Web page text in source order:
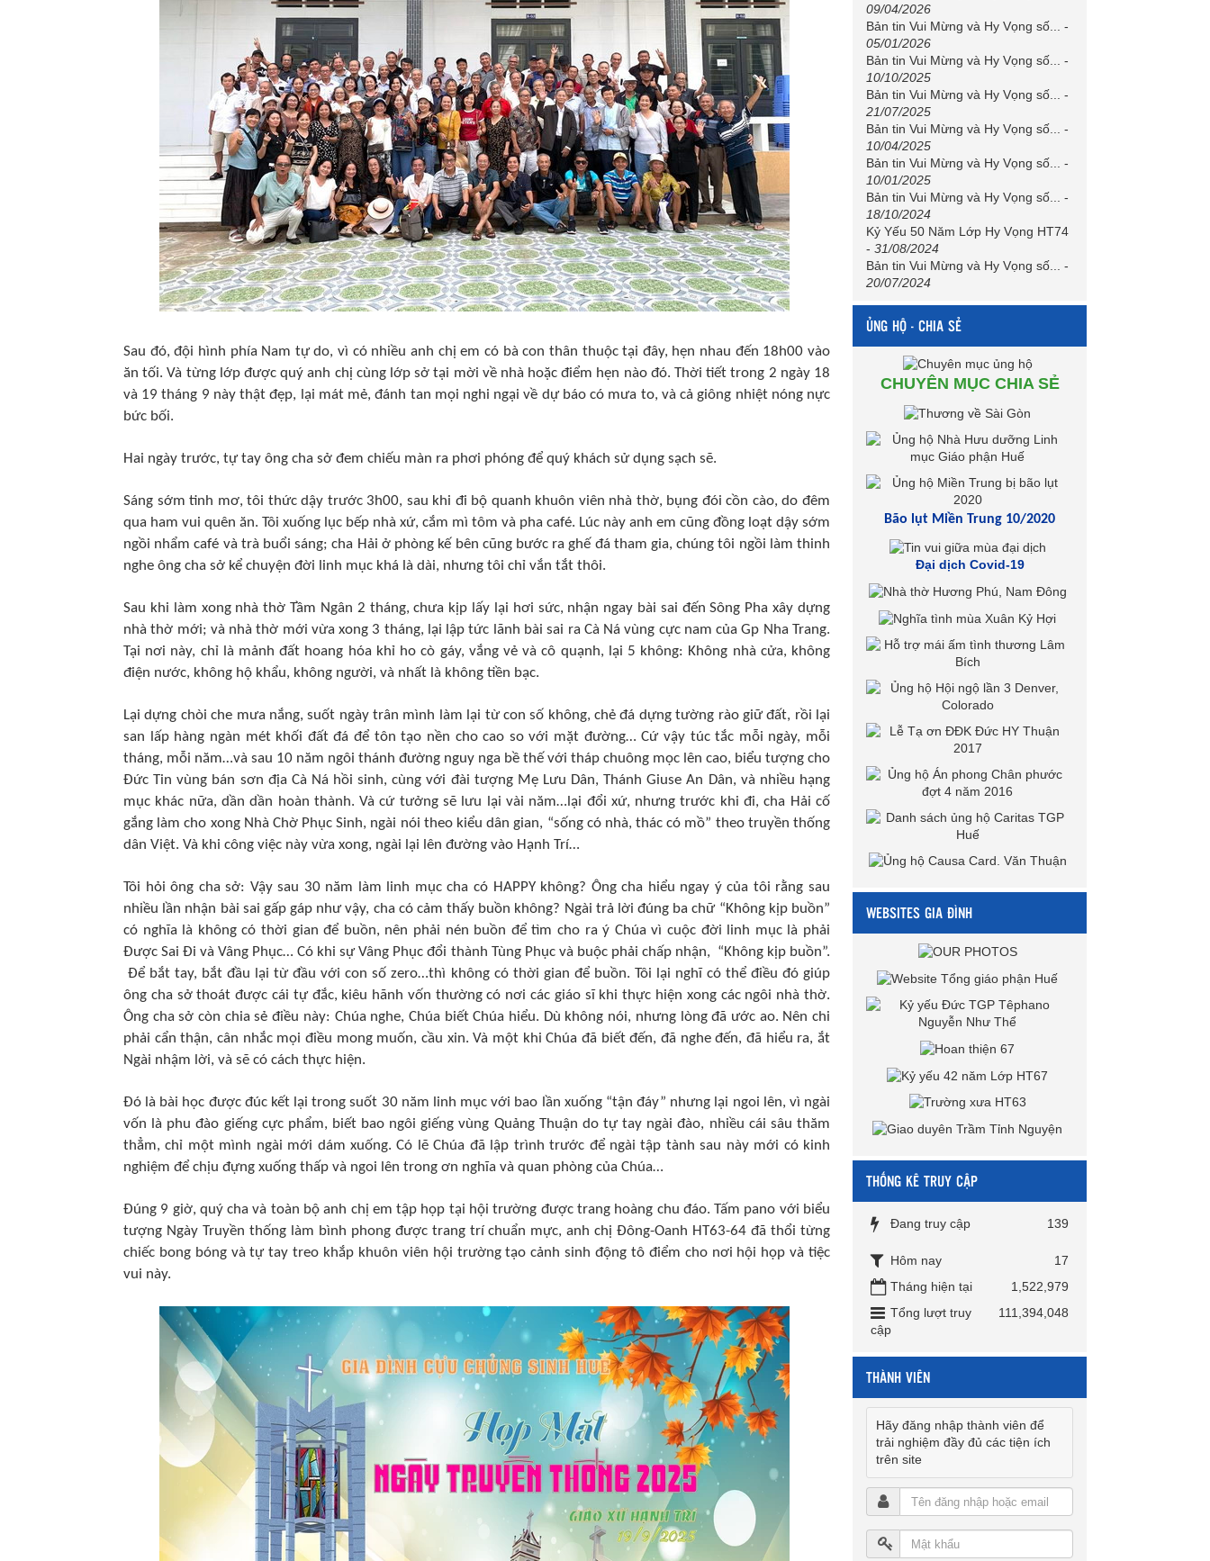
Sau đó, đội hình phía Nam tự do, vì có nhiều anh chị em có bà con thân thuộc tại đây, hẹn nhau đến 18h00 vào
ăn tối. Và từng lớp được quý anh chị cùng lớp sở tại mời về nhà hoặc điểm hẹn nào đó. Thời tiết trong 2 ngày 18
và 19 tháng 9 này thật đẹp, lại mát mẻ, đánh tan mọi nghi ngại về dự báo có mưa to, và cả giông nhiệt nóng nực
bức bối.
Hai ngày trước, tự tay ông cha sở đem chiếu màn ra phơi phóng để quý khách sử dụng sạch sẽ.
Sáng sớm tinh mơ, tôi thức dậy trước 3h00, sau khi đi bộ quanh khuôn viên nhà thờ, bụng đói cồn cào, do đêm
qua ham vui quên ăn. Tôi xuống lục bếp nhà xứ, cắm mì tôm và pha café. Lúc này anh em cũng đồng loạt dậy sớm
ngồi nhẩm café và trà buổi sáng; cha Hải ở phòng kế bên cũng bước ra ghế đá tham gia, chúng tôi ngồi làm thinh
nghe ông cha sở kể chuyện đời linh mục khá là dài, nhưng tôi chỉ vắn tắt thôi.
Sau khi làm xong nhà thờ Tầm Ngân 2 tháng, chưa kịp lấy lại hơi sức, nhận ngay bài sai đến Sông Pha xây dựng
nhà thờ mới; và nhà thờ mới vừa xong 3 tháng, lại lập tức lãnh bài sai ra Cà Ná vùng cực nam của Gp Nha Trang.
Tại nơi này, chỉ là mảnh đất hoang hóa khỉ ho cò gáy, vắng vẻ và cô quạnh, lại 5 không: Không nhà cửa, không
điện nước, không hộ khẩu, không người, và nhất là không tiền bạc.
Lại dựng chòi che mưa nắng, suốt ngày trân mình làm lại từ con số không, chẻ đá dựng tường rào giữ đất, rồi lại
san lấp hàng ngàn mét khối đất đá để tôn tạo nền cho cao so với mặt đường… Cứ vậy túc tắc mỗi ngày, mỗi
tháng, mỗi năm…và sau 10 năm ngôi thánh đường nguy nga bề thế với tháp chuông mọc lên cao, biểu tượng cho
Đức Tin vùng bán sơn địa Cà Ná hồi sinh, cùng với đài tượng Mẹ Lưu Dân, Thánh Giuse An Dân, và nhiều hạng
mục khác nữa, dần dần hoàn thành. Và cứ tưởng sẽ lưu lại vài năm…lại đổi xứ, nhưng trước khi đi, cha Hải cố
gắng làm cho xong Nhà Chờ Phục Sinh, ngài nói theo kiểu dân gian, “sống có nhà, thác có mồ” theo truyền thống
dân Việt. Và khi công việc này vừa xong, ngài lại lên đường vào Hạnh Trí…
Tôi hỏi ông cha sở: Vậy sau 30 năm làm linh mục cha có HAPPY không? Ông cha hiểu ngay ý của tôi rằng sau
nhiều lần nhận bài sai gấp gáp như vậy, cha có cảm thấy buồn không? Ngài trả lời đúng ba chữ “Không kịp buồn”
có nghĩa là không có thời gian để buồn, nên phải nén buồn để tìm cho ra ý Chúa vì cuộc đời linh mục là phải
Được Sai Đi và Vâng Phục… Có khi sự Vâng Phục đổi thành Tùng Phục và buộc phải chấp nhận, “Không kịp buồn”.
Để bắt tay, bắt đầu lại từ đầu với con số zero…thì không có thời gian để buồn. Tôi lại nghĩ có thể điều đó giúp
ông cha sở thoát được cái tự đắc, kiêu hãnh vốn thường có nơi các giáo sĩ khi thực hiện xong các ngôi nhà thờ.
Ông cha sở còn chia sẻ điều này: Chúa nghe, Chúa biết Chúa hiểu. Dù không nói, nhưng lòng đã ước ao. Nên chi
phải cẩn thận, cân nhắc mọi điều mong muốn, cầu xin. Và một khi Chúa đã biết đến, đã nghe đến, đã hiểu ra, ắt
Ngài nhậm lời, và sẽ có cách thực hiện.
Đó là bài học được đúc kết lại trong suốt 30 năm linh mục với bao lần xuống “tận đáy” nhưng lại ngoi lên, vì ngài
vốn là phu đào giếng cực phẩm, biết bao ngôi giếng vùng Quảng Thuận do tự tay ngài đào, nhiều cái sâu thăm
thẳm, chỉ một mình ngài mới dám xuống. Có lẽ Chúa đã lập trình trước để ngài tập tành sau này mới có kinh
nghiệm để chịu đựng xuống thấp và ngoi lên trong ơn nghĩa và quan phòng của Chúa…
Đúng 9 giờ, quý cha và toàn bộ anh chị em tập họp tại hội trường được trang hoàng chu đáo. Tấm pano với biểu
tượng Ngày Truyền thống làm bình phong được trang trí chuẩn mực, anh chị Đông-Oanh HT63-64 đã thổi từng
chiếc bong bóng và tự tay treo khắp khuôn viên hội trường tạo cảnh sinh động tô điểm cho nơi hội họp và tiệc
vui này.
09/04/2026
Bản tin Vui Mừng và Hy Vọng số...
-
05/01/2026
Bản tin Vui Mừng và Hy Vọng số...
-
10/10/2025
Bản tin Vui Mừng và Hy Vọng số...
-
21/07/2025
Bản tin Vui Mừng và Hy Vọng số...
-
10/04/2025
Bản tin Vui Mừng và Hy Vọng số...
-
10/01/2025
Bản tin Vui Mừng và Hy Vọng số...
-
18/10/2024
Kỷ Yếu 50 Năm Lớp Hy Vọng HT74
- 31/08/2024
Bản tin Vui Mừng và Hy Vọng số...
-
20/07/2024
ỦNG HỘ - CHIA SẺ
CHUYÊN MỤC CHIA SẺ
Bão lụt Miền Trung 10/2020
Đại dịch Covid-19
WEBSITES GIA ĐÌNH
THỐNG KÊ TRUY CẬP
Đang truy cập 139
Hôm nay
17
Tháng hiện tại
1,522,979
Tổng lượt truy
cập
111,394,048
THÀNH VIÊN
Hãy đăng nhập thành viên để
trải nghiệm đầy đủ các tiện ích
trên site